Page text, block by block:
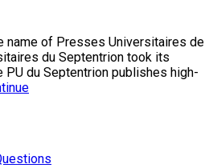
name of Presses Universitaires de
du Septentrion took its
PU du Septentrion publishes high-